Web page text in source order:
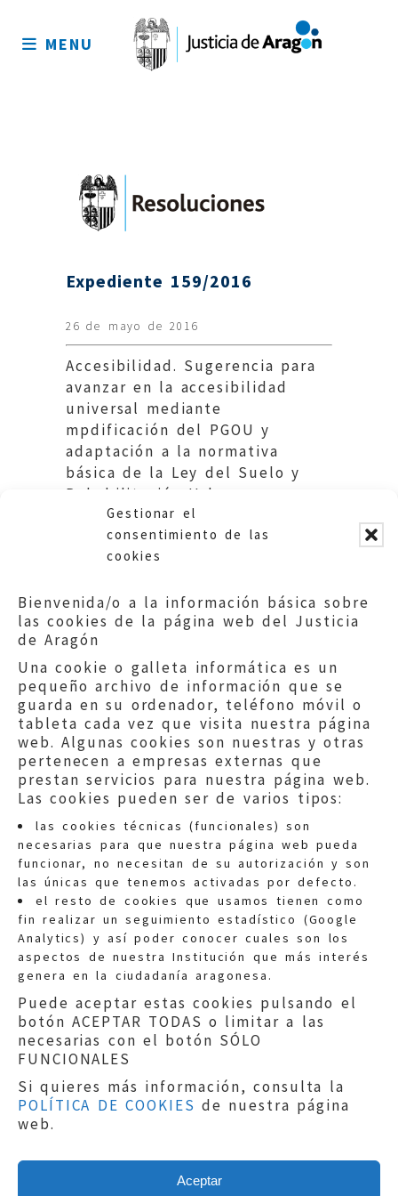
Gestionar el
consentimiento de las
cookies
Bienvenida/o a la información básica sobre
las cookies de la página web del Justicia
de Aragón
Una cookie o galleta informática es un
pequeño archivo de información que se
guarda en su ordenador, teléfono móvil o
tableta cada vez que visita nuestra página
web. Algunas cookies son nuestras y otras
pertenecen a empresas externas que
prestan servicios para nuestra página web.
Las cookies pueden ser de varios tipos:
las cookies técnicas (funcionales) son
necesarias para que nuestra página web pueda
funcionar, no necesitan de su autorización y son
las únicas que tenemos activadas por defecto.
el resto de cookies que usamos tienen como
fin realizar un seguimiento estadístico (Google
Analytics) y así poder conocer cuales son los
aspectos de nuestra Institución que más interés
genera en la ciudadanía aragonesa.
Puede aceptar estas cookies pulsando el
botón ACEPTAR TODAS o limitar a las
necesarias con el botón SÓLO
FUNCIONALES
Si quieres más información, consulta la
POLÍTICA DE COOKIES de nuestra página
web.
Aceptar
sitio
MENU
Expediente 159/2016
26 de mayo de 2016
Accesibilidad. Sugerencia para
avanzar en la accesibilidad
universal mediante
mpdificación del PGOU y
adaptación a la normativa
básica de la Ley del Suelo y
Rehabilitación Urbana.
Ayuntamiento de Monzón.
Quejas:quejas@eljusticiadearagon.es
Información general:
informacion@eljusticiadearagon.es
Teléfonos:900 210 210/
Aviso legal|Política de privacidad|
Protección de Datos
Política de cookies